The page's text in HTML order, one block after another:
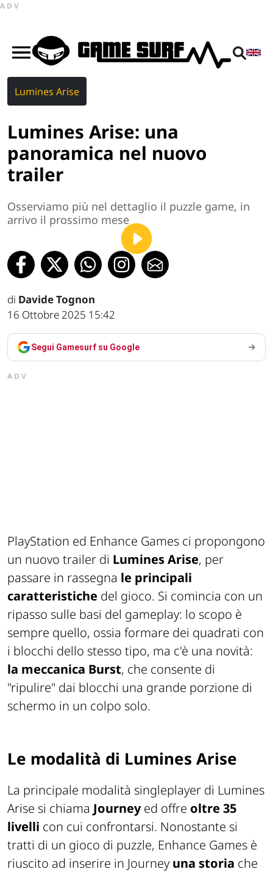
ADV
Lumines Arise
Lumines Arise: una
panoramica nel nuovo
trailer
Osserviamo più nel dettaglio il puzzle game, in
arrivo il prossimo mese
di Davide Tognon
16 Ottobre 2025 15:42
Segui Gamesurf su Google
ADV
PlayStation ed Enhance Games ci propongono
un nuovo trailer di Lumines Arise, per
passare in rassegna le principali
caratteristiche del gioco. Si comincia con un
ripasso sulle basi del gameplay: lo scopo è
sempre quello, ossia formare dei quadrati con
i blocchi dello stesso tipo, ma c'è una novità:
la meccanica Burst, che consente di
"ripulire" dai blocchi una grande porzione di
schermo in un colpo solo.
Le modalità di Lumines Arise
La principale modalità singleplayer di Lumines
Arise si chiama Journeyed offre oltre 35
livelli con cui confrontarsi. Nonostante si
tratti di un gioco di puzzle, Enhance Games è
riuscito ad inserire in Journeyuna storia che